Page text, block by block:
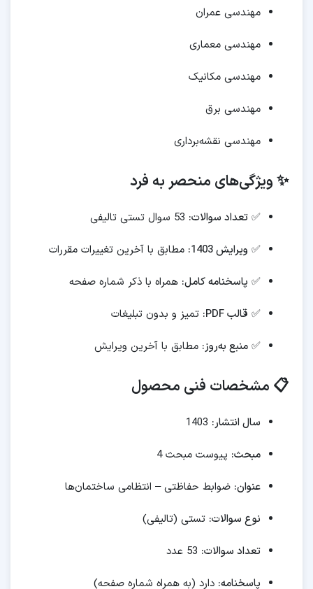
مهندسی عمران
مهندسی معماری
مهندسی مکانیک
مهندسی برق
مهندسی نقشه‌برداری
✨ ویژگی‌های منحصر به فرد
✅ تعداد سوالات:
✅ ویرایش 1403:
مطابق با آخرین تغییرات مقررات
✅ پاسخنامه کامل: همراه با ذکر شماره صفحه
✅ قالب PDF:
تمیز و بدون تبلیغات
✅ منبع به‌روز: مطابق با آخرین ویرایش
📋 مشخصات فنی محصول
سال انتشار:
مبحث: پیوست مبحث 4
عنوان: ضوابط حفاظتی – انتظامی ساختمان‌ها
نوع سوالات: تستی (تالیفی)
تعداد سوالات:
پاسخنامه: دارد (به همراه شماره صفحه)